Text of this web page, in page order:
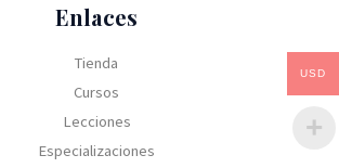
Enlaces
Tienda
Cursos
Lecciones
Especializaciones
USD